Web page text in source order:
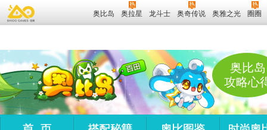
奥比岛 奥拉星 龙斗士 奥奇传说 奥雅之光 圈圈
奥比岛
攻略心